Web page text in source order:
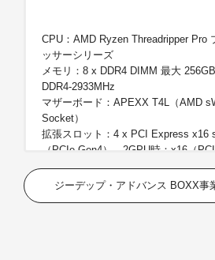
CPU：AMD Ryzen Threadripper Pro
ッサーシリーズ
メモリ：8 x DDR4 DIMM 最大 256GB
DDR4-2933MHz
マザーボード：APEXX T4L（AMD
Socket）
拡張スロット：4 x PCI Express x16
（PCIe Gen4）、2GPU時：x16（
／x16（PCIe4）、3GPU時：x16（
／x16（PCIe2）／x16（PCIe3）、
ジーデップ・アドバンス BOXX事